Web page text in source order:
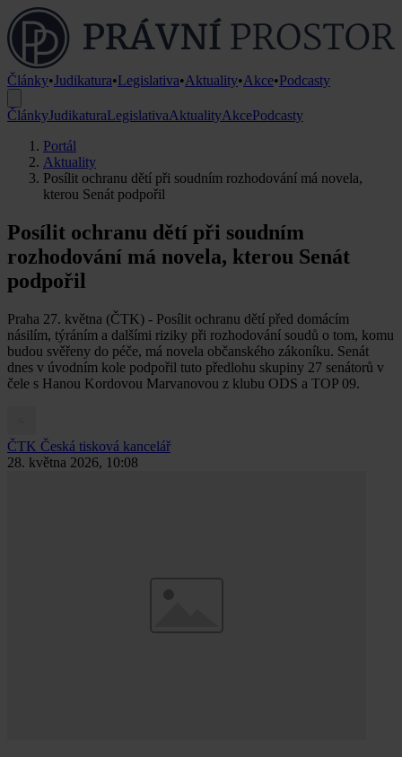
Články•Judikatura•Legislativa•Aktuality•Akce•Podcasty
ČlánkyJudikaturaLegislativaAktualityAkcePodcasty
Portál
Aktuality
Posílit ochranu dětí při soudním rozhodování má novela,
kterou Senát podpořil
Posílit ochranu dětí při soudním
rozhodování má novela, kterou Senát
podpořil
Praha 27. května (ČTK) - Posílit ochranu dětí před domácím
násilím, týráním a dalšími riziky při rozhodování soudů o tom, komu
budou svěřeny do péče, má novela občanského zákoníku. Senát
dnes v úvodním kole podpořil tuto předlohu skupiny 27 senátorů v
čele s Hanou Kordovou Marvanovou z klubu ODS a TOP 09.
ČTK Česká tisková kancelář
28. května 2026, 10:08